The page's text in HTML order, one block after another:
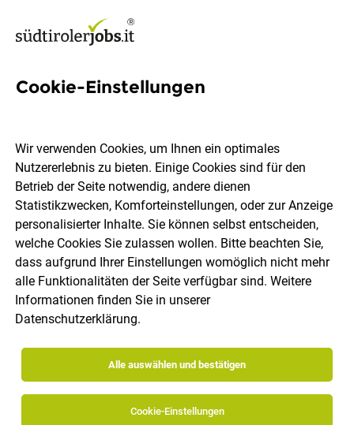
Verantwortliche/r Marketing
Südtiroler Speck Konsortium
Bozen Vollzeit 05.08.2026
Cookie-Einstellungen
Wir verwenden Cookies, um Ihnen ein optimales
Nutzererlebnis zu bieten. Einige Cookies sind für den
Betrieb der Seite notwendig, andere dienen
Statistikzwecken, Komforteinstellungen, oder zur Anzeige
personalisierter Inhalte. Sie können selbst entscheiden,
welche Cookies Sie zulassen wollen. Bitte beachten Sie,
dass aufgrund Ihrer Einstellungen womöglich nicht mehr
alle Funktionalitäten der Seite verfügbar sind. Weitere
Informationen finden Sie in unserer
Datenschutzerklärung.
Alle auswählen und bestätigen
Cookie-Einstellungen